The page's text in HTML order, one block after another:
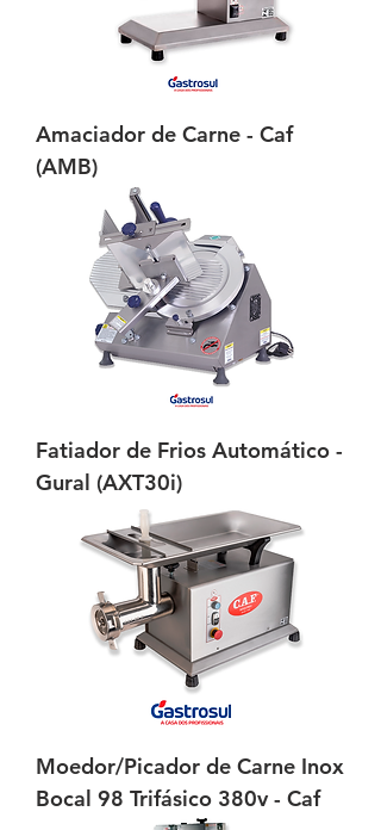
Amaciador de Carne - Caf
(AMB)
Fatiador de Frios Automático -
Gural (AXT30i)
Moedor/Picador de Carne Inox
Bocal 98 Trifásico 380v - Caf